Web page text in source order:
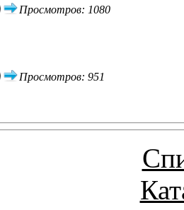
Просмотров: 1080
Просмотров: 951